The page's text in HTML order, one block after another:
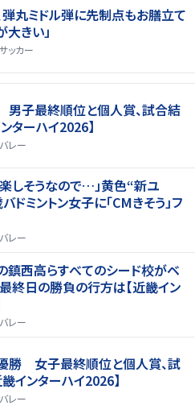
弾丸ミドル弾に先制点もお膳立て
大きい」
サッカー
子最終順位と個人賞、試合結
ターハイ2026】
バレー
しそうなので…」黄色“新ユ
ドミントン女子に「CMきそう」フ
バレー
鎮西高らすべてのシード校がベ
終日の勝負の行方は【近畿イン
バレー
勝 女子最終順位と個人賞、試
インターハイ2026】
バレー